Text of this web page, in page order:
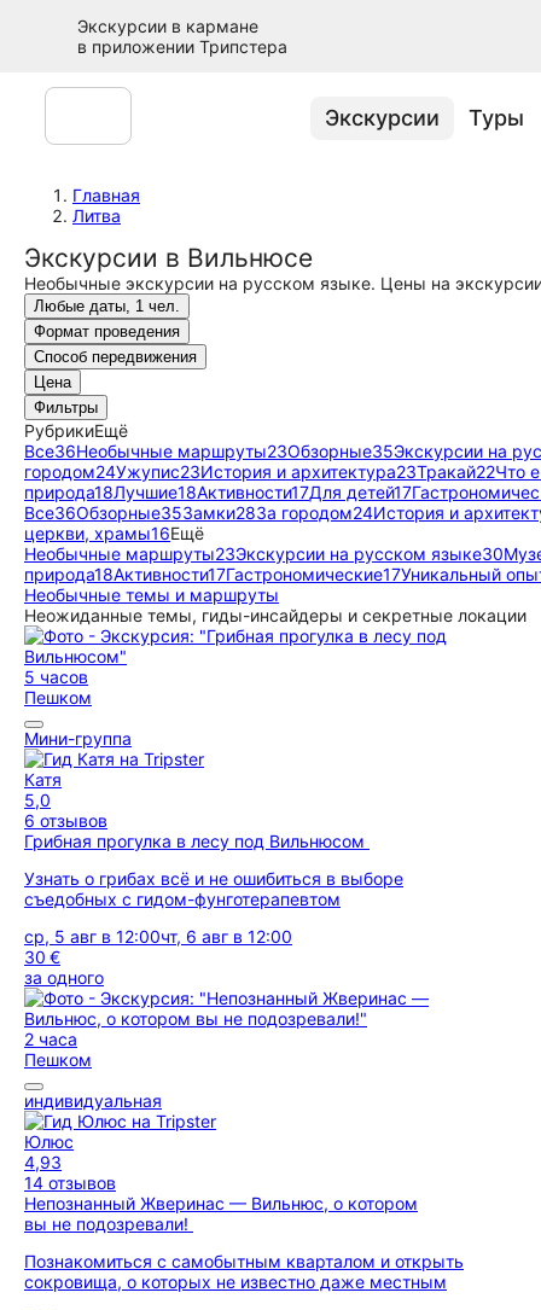
Экскурсии в кармане
в приложении Трипстера
Экскурсии Туры
Главная
Литва
Экскурсии в Вильнюсе
Необычные экскурсии на русском языке. Цены на
Любые даты, 1 чел.
Формат проведения
Способ передвижения
Цена
Фильтры
РубрикиЕщё
Все36Необычные маршруты23Обзорные35Экскурсии на
городом24Ужупис23История и архитектура23Тракай22Что
природа18Лучшие18Активности17Для детей17
Все36Обзорные35Замки28За городом24История и
церкви, храмы16Ещё
Необычные маршруты23Экскурсии на русском языке30
природа18Активности17Гастрономические17Уникальный
Необычные темы и маршруты
Неожиданные темы, гиды-инсайдеры и секретные локации
5 часов
Пешком
Мини-группа
Катя
5,0
6 отзывов
Грибная прогулка в лесу под Вильнюсом
Узнать о грибах всё и не ошибиться в выборе
съедобных с гидом-фунготерапевтом
ср, 5 авг в 12:00чт, 6 авг в 12:00
30 €
за одного
2 часа
Пешком
индивидуальная
Юлюс
4,93
14 отзывов
Непознанный Жверинас — Вильнюс, о котором
вы не подозревали!
Познакомиться с самобытным кварталом и открыть
сокровища, о которых не известно даже местным